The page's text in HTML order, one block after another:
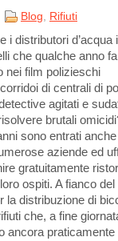
Blog, Rifiuti
i distributori d’acqua
che qualche anno
nei film polizieschi
di centrali di
agitati e
brutali
sono entrati anche
aziende ed
gratuitamente
ospiti. A fianco del
la distribuzione di
che, a fine
ancora praticamente